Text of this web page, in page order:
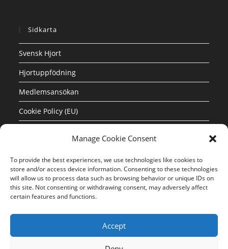
Manage Cookie Consent
To provide the best experiences, we use technologies like cookies to
store and/or access device information. Consenting to these technologies
will allow us to process data such as browsing behavior or unique IDs on
this site. Not consenting or withdrawing consent, may adversely affect
certain features and functions.
Accept
Sidkarta
Svensk Hjort
Hjortuppfödning
Medlemsansökan
Cookie Policy (EU)
Godkända vilthanteringsanläggningar
Kontakt
Kurt Svensson
Mobiltelefon: 070 – 690 49 98